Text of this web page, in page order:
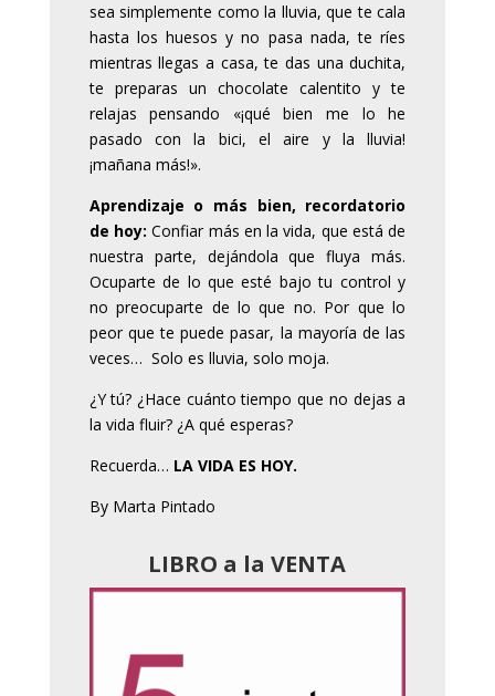
sea simplemente como la lluvia, que te cala
hasta los huesos y no pasa nada, te ríes
mientras llegas a casa, te das una duchita,
te preparas un chocolate calentito y te
relajas pensando «¡qué bien me lo he
pasado con la bici, el aire y la lluvia!
¡mañana más!».
Aprendizaje o más bien, recordatorio
de hoy: Confiar más en la vida, que está de
nuestra parte, dejándola que fluya más.
Ocuparte de lo que esté bajo tu control y
no preocuparte de lo que no. Por que lo
peor que te puede pasar, la mayoría de las
veces… Solo es lluvia, solo moja.
¿Y tú? ¿Hace cuánto tiempo que no dejas a
la vida fluir? ¿A qué esperas?
Recuerda… LA VIDA ES HOY.
By Marta Pintado
LIBRO a la VENTA